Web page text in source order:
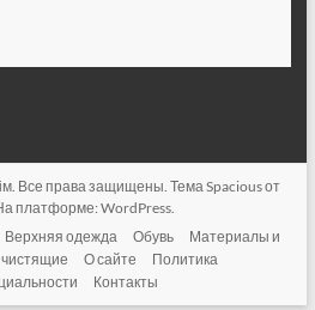
. Все права защищены. ТемаSpaciousот
платформе:WordPress.
Верхняя одежда Обувь
Материалы и
О сайте
Политика
Контакты